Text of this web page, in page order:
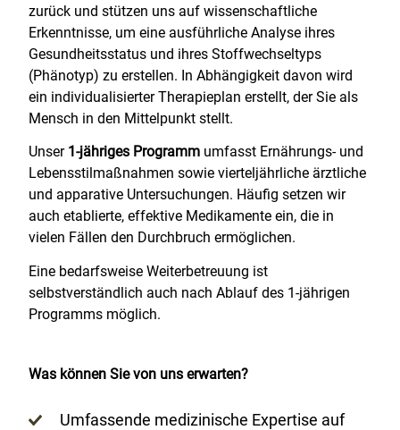
zurück und stützen uns auf wissenschaftliche
Erkenntnisse, um eine ausführliche Analyse ihres
Gesundheitsstatus und ihres Stoffwechseltyps
(Phänotyp) zu erstellen. In Abhängigkeit davon wird
ein individualisierter Therapieplan erstellt, der Sie als
Mensch in den Mittelpunkt stellt.
Unser 1-jähriges Programm umfasst Ernährungs- und
Lebensstilmaßnahmen sowie vierteljährliche ärztliche
und apparative Untersuchungen. Häufig setzen wir
auch etablierte, effektive Medikamente ein, die in
vielen Fällen den Durchbruch ermöglichen.
Eine bedarfsweise Weiterbetreuung ist
selbstverständlich auch nach Ablauf des 1-jährigen
Programms möglich.
Was können Sie von uns erwarten?
Umfassende medizinische Expertise auf